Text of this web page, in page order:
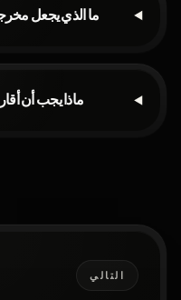
ما الذي يجعل
ماذا يجب أن
التالي